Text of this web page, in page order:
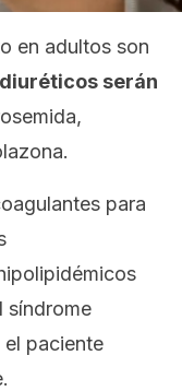
en adultos son
serán
para
síndrome
paciente